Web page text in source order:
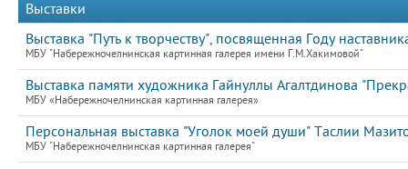
Выставки
Выставка "Путь к творчеству", посвященная Году
МБУ "Набережночелнинская картинная галерея имени Г.М.Хакимовой"
Выставка памяти художника Гайнуллы Агалтдинова
МБУ «Набережночелнинская картинная галерея»
Персональная выставка "Уголок моей души" Таслии
МБУ "Набережночелнинская картинная галерея"